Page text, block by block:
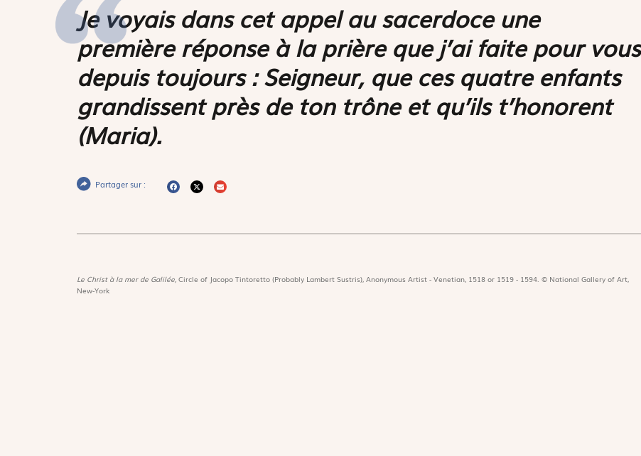
Je voyais dans cet appel au sacerdoce une
première réponse à la prière que j’ai faite pour vous
depuis toujours : Seigneur, que ces quatre enfants
grandissent près de ton trône et qu’ils t’honorent
(Maria).
Partager sur :
Le Christ à la mer de Galilée, Circle of Jacopo Tintoretto (Probably Lambert Sustris), Anonymous Artist - Venetian, 1518 or 1519 - 1594. © National Gallery of Art,
New-York